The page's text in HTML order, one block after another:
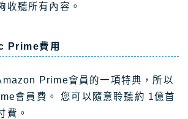
收聽所有內容。
Prime費用
Prime會員的一項特典，所以
會員費。 您可以隨意聆聽約 1億首
費。